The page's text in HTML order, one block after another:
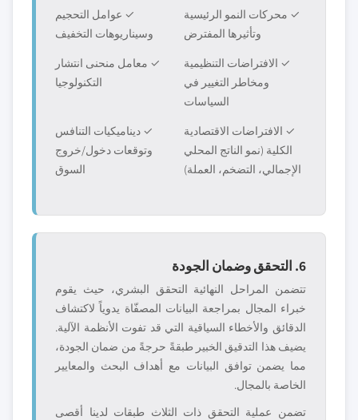
✓ محركات النمو الرئيسية
وتأثيرها المفترض
✓ عوامل التحجيم
وسيناريوهات التخفيف
✓ الافتراضات التنظيمية
ومخاطر التغيير في
السياسات
✓ معامل منحنى انتشار
التكنولوجيا
✓ الافتراضات الاقتصادية
الكلية (نمو الناتج المحلي
الإجمالي، التضخم، العملة)
✓ ديناميكيات التنافس
وتوقعات دخول/خروج
السوق
6. التحقق وضمان الجودة
تتضمن المراحل النهائية التحقق البشري، حيث يقوم
خبراء المجال بمراجعة البيانات المصفّاة يدوياً لاكتشاف
الدقائق والأخطاء السياقية التي قد تفوت الأنظمة الآلية.
يضيف هذا التدقيق الخبير طبقةً حرجةً من ضمان الجودة،
مما يضمن توافق البيانات مع أهداف البحث والمعايير
الخاصة بالمجال.
تضمن عملية التحقق ذات الثلاث طبقات لدينا أقصى